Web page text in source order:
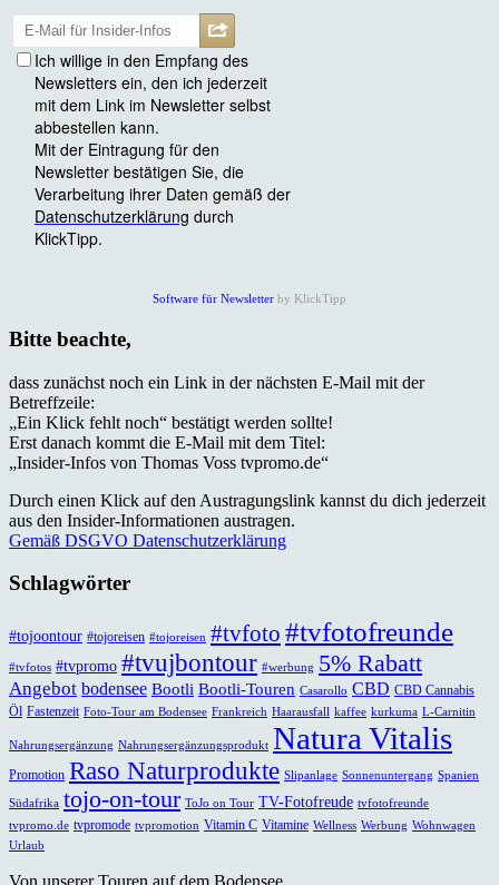
Software für Newsletter by KlickTipp
Bitte beachte,
dass zunächst noch ein Link in der nächsten E-Mail mit der
Betreffzeile:
„Ein Klick fehlt noch“ bestätigt werden sollte!
Erst danach kommt die E-Mail mit dem Titel:
„Insider-Infos von Thomas Voss tvpromo.de“
Durch einen Klick auf den Austragungslink kannst du dich jederzeit
aus den Insider-Informationen austragen.
Gemäß DSGVO Datenschutzerklärung
Schlagwörter
#tojoontour #tojoreisen #tojoreisen #tvfoto #tvfotofreunde
#tvfotos #tvpromo #tvujbontour #werbung 5% Rabatt
Angebot bodensee Bootli Bootli-Touren Casarollo CBD CBD Cannabis
Öl Fastenzeit Foto-Tour am Bodensee Frankreich Haarausfall kaffee kurkuma L-Carnitin
Nahrungsergänzung Nahrungsergänzungsprodukt Natura Vitalis
Promotion Raso Naturprodukte Slipanlage Sonnenuntergang Spanien
Südafrika tojo-on-tour ToJo on Tour TV-Fotofreude tvfotofreunde
tvpromo.de tvpromode tvpromotion Vitamin C Vitamine Wellness Werbung Wohnwagen
Urlaub
Von unserer Touren auf dem Bodensee